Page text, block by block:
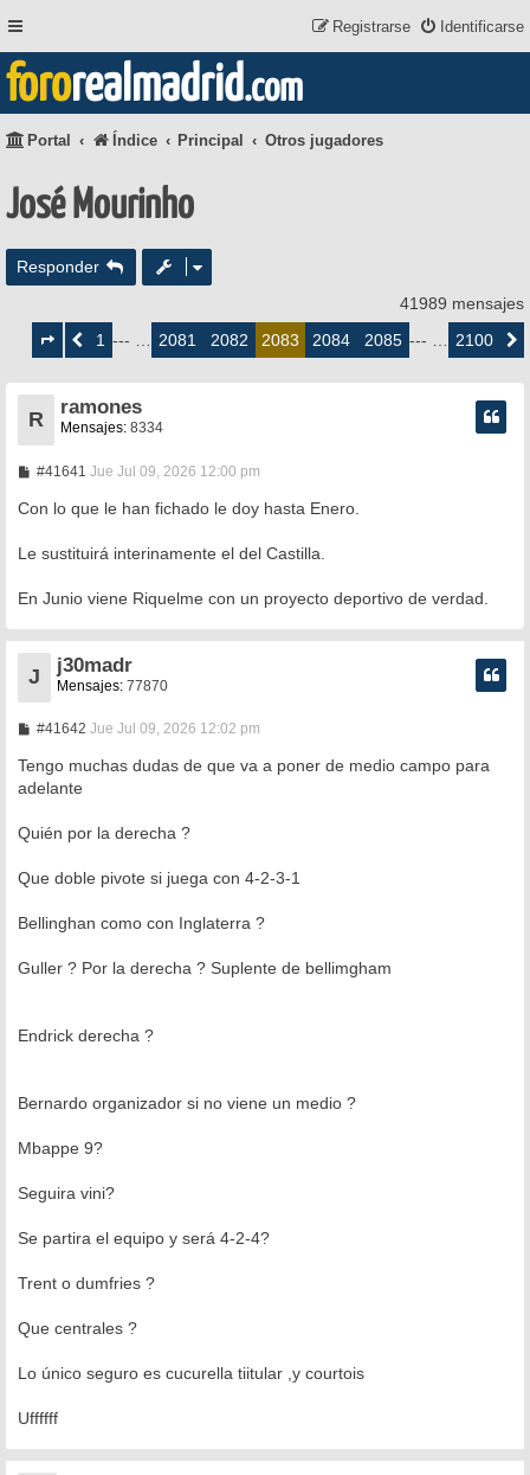
Identificarse
Registrarse
fororealmadrid.com
Portal Índice Principal Otros jugadores
José Mourinho
Responder
41989 mensajes
deAnterior1 --- … 2081 2082 2083 2084 2085 --- … 2100
R
ramones
Mensajes: 8334
#41641 M
n
s
j
Jue Jul 09, 2026 12:00 pm
Con lo que le han fichado le doy hasta Enero.
Le sustituirá interinamente el del Castilla.
En Junio viene Riquelme con un proyecto deportivo de verdad.
J
j30madr
Mensajes: 77870
#41642M
n
e
Jue Jul 09, 2026 12:02 pm
Tengo muchas dudas de que va a poner de medio campo para
adelante
Quién por la derecha ?
Que doble pivote si juega con 4-2-3-1
Bellinghan como con Inglaterra ?
Guller ? Por la derecha ? Suplente de bellimgham
Endrick derecha ?
Bernardo organizador si no viene un medio ?
Mbappe 9?
Seguira vini?
Se partira el equipo y será 4-2-4?
Trent o dumfries ?
Que centrales ?
Lo único seguro es cucurella tiitular ,y courtois
Uffffff